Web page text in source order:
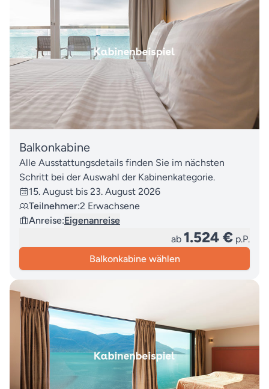
Balkonkabine
Alle Ausstattungsdetails finden Sie im nächsten
Schritt bei der Auswahl der Kabinenkategorie.
15. August bis 23. August 2026
Teilnehmer:2 Erwachsene
Anreise:Eigenanreise
ab 1.524 € p.P.
Balkonkabine wählen